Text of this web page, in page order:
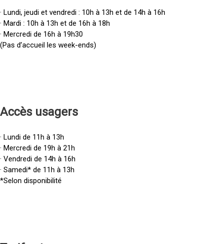
· Lundi, jeudi et vendredi : 10h à 13h et de 14h à 16h
· Mardi : 10h à 13h et de 16h à 18h
· Mercredi de 16h à 19h30
(Pas d’accueil les week-ends)
Accès usagers
· Lundi de 11h à 13h
· Mercredi de 19h à 21h
· Vendredi de 14h à 16h
· Samedi* de 11h à 13h
*Selon disponibilité